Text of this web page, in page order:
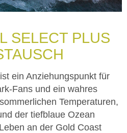
SELECT PLUS
ein Anziehungspunkt für
Fans und ein wahres
Temperaturen,
der tiefblaue Ozean
an der Gold Coast